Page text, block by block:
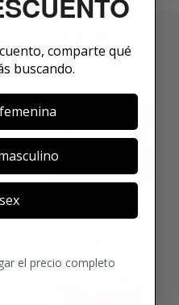
nicho y
a tu
de
comparte qué
buscando.
el precio completo